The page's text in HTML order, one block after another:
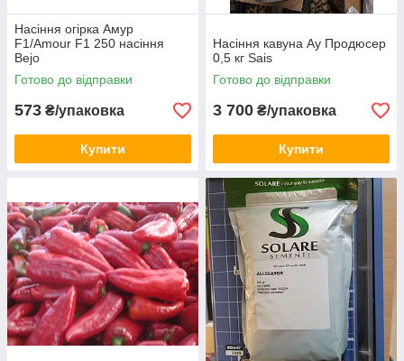
Насіння огірка Амур
F1/Amour F1 250 насіння
Bejo
Готово до відправки
573 ₴/упаковка
Купити
Насіння кавуна Ау Продюсер
0,5 кг Sais
Готово до відправки
3 700 ₴/упаковка
Купити